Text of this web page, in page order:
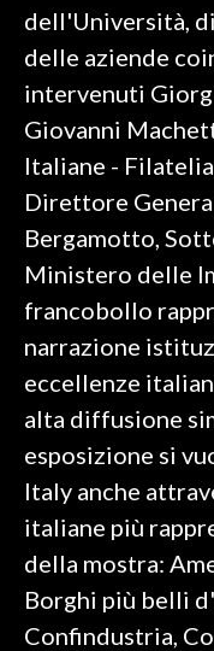
SALUTE
SARDEGNA TURISMO
SARDI NEL MONDO
NOTIZIE
EVENTI
3 MINUTI CON
INSULARITÀ
INFO AZIENDE
ABBONATI
ANNUNCI
NECROLOGI
SPIAGGE
dell'Università,
delle aziende
intervenuti
Giovanni
Italiane -
Direttore
Bergamotto,
Ministero delle
francobollo
narrazione
eccellenze
alta diffusione
esposizione si
Italy anche
italiane più
della mostra:
Borghi più belli
Confindustria,